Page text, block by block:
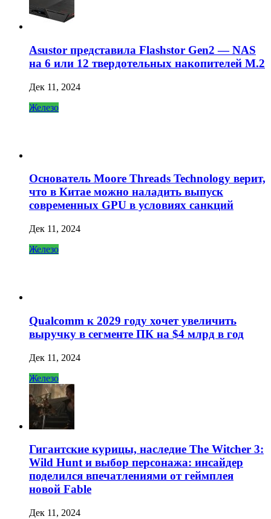
Asustor представила Flashstor Gen2 — NAS
на 6 или 12 твердотельных накопителей M.2
Дек 11, 2024
Железо
Основатель Moore Threads Technology верит,
что в Китае можно наладить выпуск
современных GPU в условиях санкций
Дек 11, 2024
Железо
Qualcomm к 2029 году хочет увеличить
выручку в сегменте ПК на $4 млрд в год
Дек 11, 2024
Железо
Гигантские курицы, наследие The Witcher 3:
Wild Hunt и выбор персонажа: инсайдер
поделился впечатлениями от геймплея
новой Fable
Дек 11, 2024